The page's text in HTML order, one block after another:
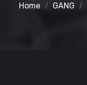
Home GANG